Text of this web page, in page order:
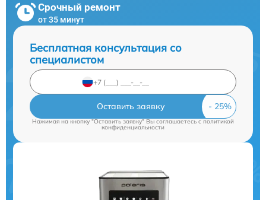
Срочный ремонт
от 35 минут
Бесплатная консультация со
специалистом
Оставить заявку
Нажимая на кнопку "Оставить заявку" Вы соглашаетесь cполитикой
конфиденциальности